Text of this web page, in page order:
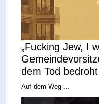
„Fucking Jew, I
dem Tod bedroht
Auf dem Weg ...